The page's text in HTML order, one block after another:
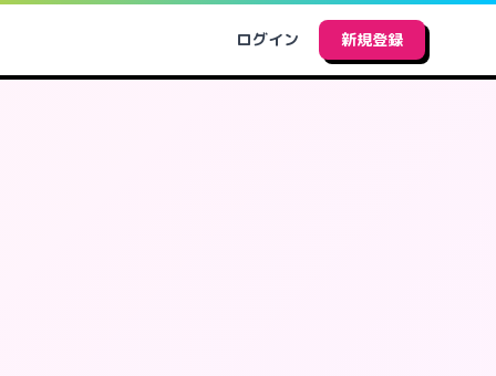
ログイン 新規登録